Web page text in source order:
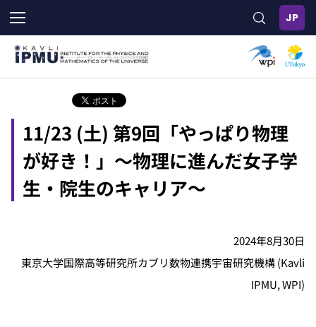
メ
イ
ン
11/23 (土) 第9回「やっぱり物理
が好き！」～物理に進んだ女子学
生・院生のキャリア～
2024年8月30日
東京大学国際高等研究所カブリ数物連携宇宙研究機構 (Kavli
IPMU, WPI)